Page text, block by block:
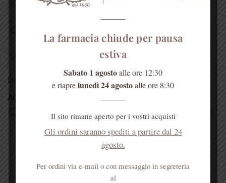
Leggi la
Tutela della Privacy
ACCETTAZIONE PRIVACY
Do il consenso al trattamento dei miei dati in base
alla Tutela della Privacy per la ricezione della
Newsletter con informazioni e proposte
commerciali dalla Farmacia S. Anna. *
La farmacia chiude per pausa
estiva
Sabato 1 agostoalle ore 12:30
e riaprelunedì 24 agostoalle ore 8:30
Il sito rimane aperto per i vostri acquisti
Gli ordini saranno spediti a partire dal 24
agosto.
Per ordini via e-mail o con messaggio in segreteria
al